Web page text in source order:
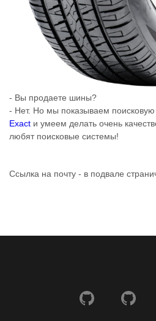
- Вы продаете шины?
- Нет. Но мы показываем
Exact и умеем делать очень
любят поисковые системы!
Ссылка на почту - в подвале